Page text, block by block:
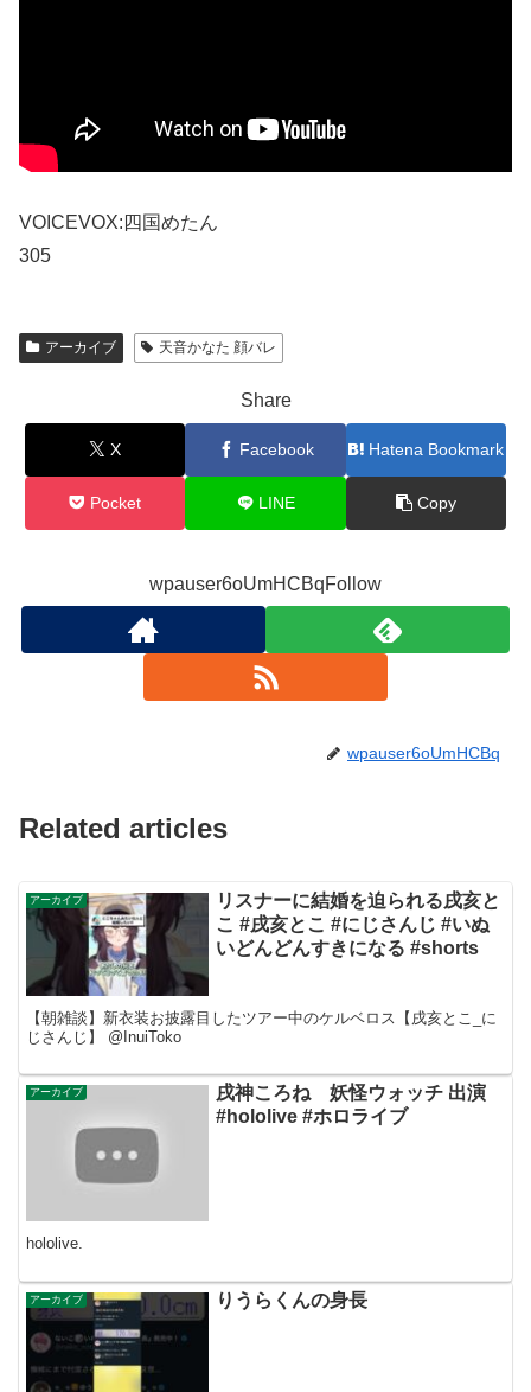
VOICEVOX:四国めたん
305
アーカイブ 天音かなた 顔バレ
Share
X Facebook Hatena Bookmark
Pocket LINE Copy
wpauser6oUmHCBqFollow
wpauser6oUmHCBq
Related articles
アーカイブ
リスナーに結婚を迫られる戌亥と
こ #戌亥とこ #にじさんじ #いぬ
いどんどんすきになる #shorts
【朝雑談】新衣装お披露目したツアー中のケルベロス【戌亥とこ_に
じさんじ】 @InuiToko
アーカイブ
戌神ころね 妖怪ウォッチ 出演
#hololive #ホロライブ
hololive.
アーカイブ りうらくんの身長